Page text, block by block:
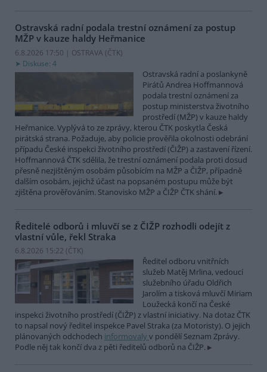
Ostravská radní podala trestní oznámení za postup
MŽP v kauze haldy Heřmanice
6.8.2026 17:50 | OSTRAVA (ČTK)
Diskuse: 4
Ostravská radní a poslankyně
Pirátů Andrea Hoffmannová
podala trestní oznámení za
postup ministerstva životního
prostředí (MŽP) v kauze haldy
Heřmanice. Vyplývá to ze zprávy, kterou ČTK poskytla Česká
pirátská strana. Požaduje, aby policie prověřila okolnosti odebrání
případu České inspekci životního prostředí (ČIŽP) a zastavení řízení.
Hoffmannová ČTK sdělila, že trestní oznámení podala proti dosud
přesně nezjištěným osobám působícím na MŽP a ČIŽP, případně
dalším osobám, jejichž účast na popsaném postupu může být
zjištěna prověřováním. Stanovisko MŽP a ČIŽP ČTK shání.
Ředitelé odborů i mluvčí se z ČIŽP rozhodli odejít z
vlastní vůle, řekl Straka
6.8.2026 15:22 (ČTK)
Ředitel odboru vnitřních
služeb Matěj Mrlina, vedoucí
služebního úřadu Oldřich
Jarolím a tisková mluvčí Miriam
Loužecká končí na České
inspekci životního prostředí (ČIŽP) z vlastní iniciativy. Na dotaz ČTK
to napsal nový ředitel inspekce Pavel Straka (za Motoristy). O jejich
plánovaných odchodech informovaly v pondělí Seznam Zprávy.
Podle něj tak končí dva z pěti ředitelů odborů na ČIŽP.